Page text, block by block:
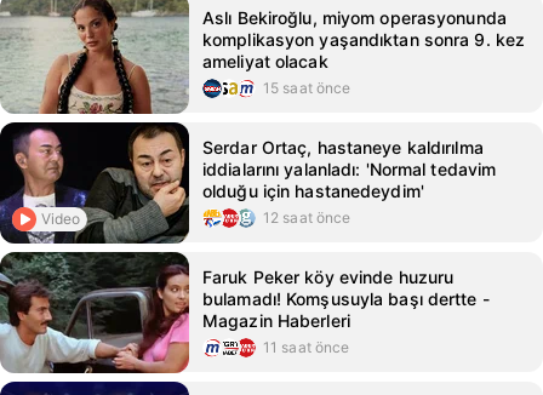
Aslı Bekiroğlu, miyom operasyonunda
komplikasyon yaşandıktan sonra 9. kez
ameliyat olacak
15 saat önce
Video
Serdar Ortaç, hastaneye kaldırılma
iddialarını yalanladı: 'Normal tedavim
olduğu için hastanedeydim'
12 saat önce
Faruk Peker köy evinde huzuru
bulamadı! Komşusuyla başı dertte -
Magazin Haberleri
11 saat önce